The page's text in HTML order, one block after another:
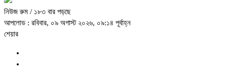
নিউজ রুম / ১৮৩ বার পড়ছে
আপলোড : রবিবার, ০৯ অগাস্ট ২০২৬, ০৯:১৪ পূর্বাহ্ন
শেয়ার